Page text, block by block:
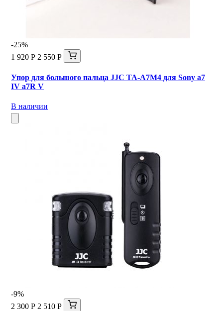
-25%
1 920 Р 2 550 Р
Упор для большого пальца JJC TA-A7M4 для Sony a7
IV a7R V
В наличии
-9%
2 300 Р 2 510 Р